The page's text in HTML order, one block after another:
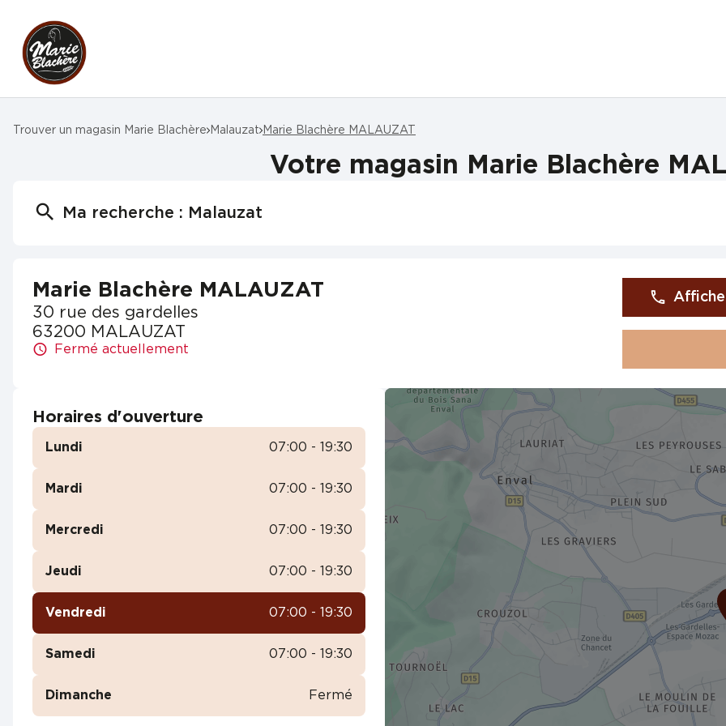
Trouver un magasin Marie Blachère Malauzat Marie Blachère MALAUZAT
Votre magasin Marie Blachère
Ma recherche : Malauzat
Marie Blachère MALAUZAT
30 rue des gardelles
63200 MALAUZAT
Fermé actuellement
Horaires d'ouverture
Lundi 07:00 - 19:30
Mardi 07:00 - 19:30
Mercredi 07:00 - 19:30
Jeudi 07:00 - 19:30
Vendredi 07:00 - 19:30
Samedi 07:00 - 19:30
Dimanche Fermé